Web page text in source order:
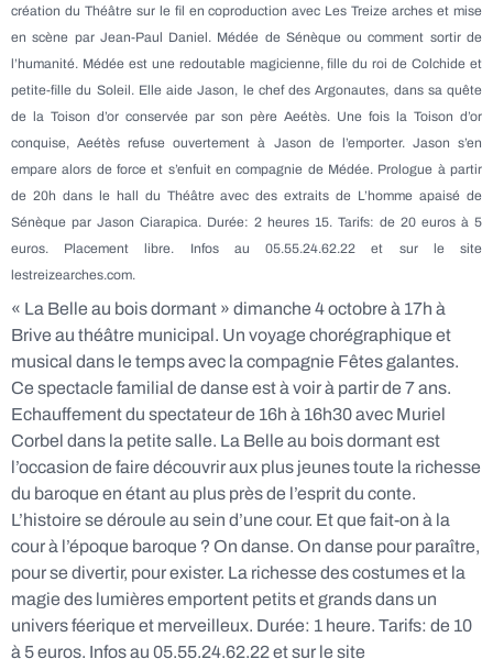
création du Théâtre sur le fil en coproduction avec Les Treize arches et mise
en scène par Jean-Paul Daniel. Médée de Sénèque ou comment sortir de
l’humanité. Médée est une redoutable magicienne, fille du roi de Colchide et
petite-fille du Soleil. Elle aide Jason, le chef des Argonautes, dans sa quête
de la Toison d’or conservée par son père Aeétès. Une fois la Toison d’or
conquise, Aeétès refuse ouvertement à Jason de l’emporter. Jason s’en
empare alors de force et s’enfuit en compagnie de Médée. Prologue à partir
de 20h dans le hall du Théâtre avec des extraits de L’homme apaisé de
Sénèque par Jason Ciarapica. Durée: 2 heures 15. Tarifs: de 20 euros à 5
euros. Placement libre. Infos au 05.55.24.62.22 et sur le site
lestreizearches.com.
« La Belle au bois dormant » dimanche 4 octobre à 17h à
Brive au théâtre municipal. Un voyage chorégraphique et
musical dans le temps avec la compagnie Fêtes galantes.
Ce spectacle familial de danse est à voir à partir de 7 ans.
Echauffement du spectateur de 16h à 16h30 avec Muriel
Corbel dans la petite salle. La Belle au bois dormant est
l’occasion de faire découvrir aux plus jeunes toute la richesse
du baroque en étant au plus près de l’esprit du conte.
L’histoire se déroule au sein d’une cour. Et que fait-on à la
cour à l’époque baroque ? On danse. On danse pour paraître,
pour se divertir, pour exister. La richesse des costumes et la
magie des lumières emportent petits et grands dans un
univers féerique et merveilleux. Durée: 1 heure. Tarifs: de 10
à 5 euros. Infos au 05.55.24.62.22 et sur le site